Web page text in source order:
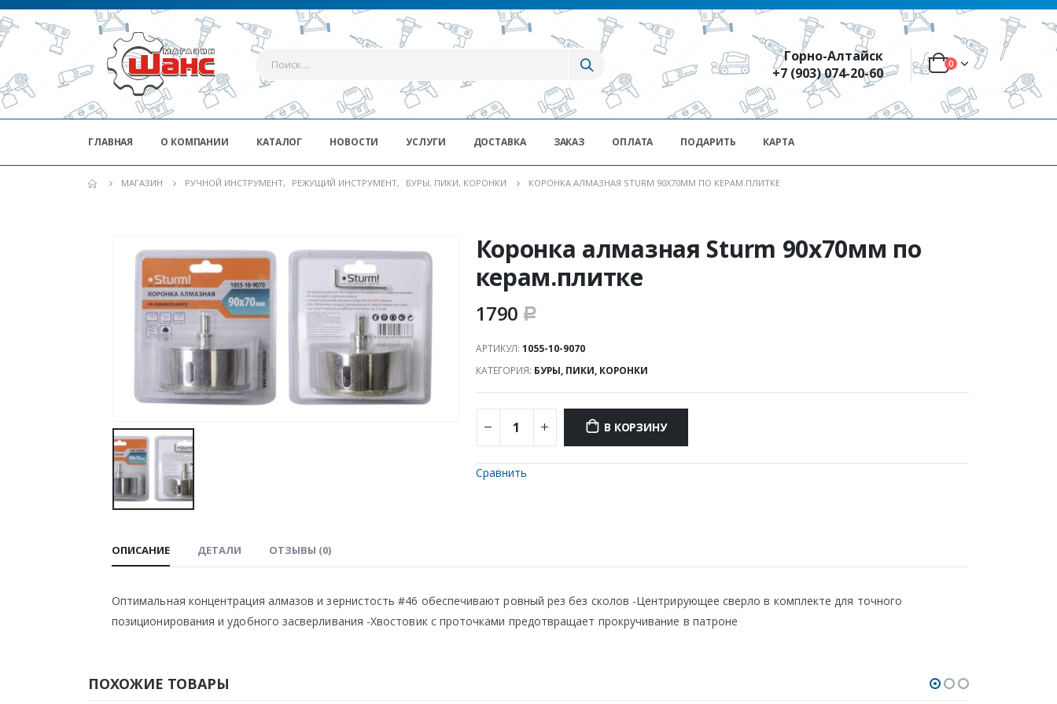
Горно-Алтайск
+7 (903) 074-20-60
0
ГЛАВНАЯ О КОМПАНИИ КАТАЛОГ НОВОСТИ УСЛУГИ ДОСТАВКА ЗАКАЗ ОПЛАТА ПОДАРИТЬ КАРТА
МАГАЗИН РУЧНОЙ ИНСТРУМЕНТ, РЕЖУЩИЙ ИНСТРУМЕНТ, БУРЫ, ПИКИ, КОРОНКИ КОРОНКА АЛМАЗНАЯ STURM 90Х70ММ ПО КЕРАМ.ПЛИТКЕ
Коронка алмазная Sturm 90х70мм по
керам.плитке
1790 Р
АРТИКУЛ: 1055-10-9070
КАТЕГОРИЯ: БУРЫ, ПИКИ, КОРОНКИ
В КОРЗИНУ
Сравнить
ОПИСАНИЕ ДЕТАЛИ ОТЗЫВЫ (0)
Оптимальная концентрация алмазов и зернистость #46 обеспечивают ровный рез без сколов -Центрирующее сверло в комплекте для точного
позиционирования и удобного засверливания -Хвостовик с проточками предотвращает прокручивание в патроне
ПОХОЖИЕ ТОВАРЫ